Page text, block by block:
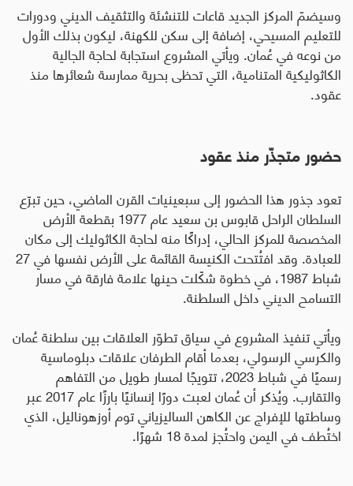
وسيضمّ المركز الجديد قاعات للتنشئة والتثقيف الديني ودورات
للتعليم المسيحي، إضافة إلى سكن للكهنة، ليكون بذلك الأول
من نوعه في عُمان. ويأتي المشروع استجابة لحاجة الجالية
الكاثوليكية المتنامية، التي تحظى بحرية ممارسة شعائرها منذ
عقود.
حضور متجذّر منذ عقود
تعود جذور هذا الحضور إلى سبعينيات القرن الماضي، حين تبرّع
السلطان الراحل قابوس بن سعيد عام 1977 بقطعة الأرض
المخصصة للمركز الحالي، إدراكًا منه لحاجة الكاثوليك إلى مكان
للعبادة. وقد افتُتحت الكنيسة القائمة على الأرض نفسها في 27
شباط 1987، في خطوة شكّلت حينها علامة فارقة في مسار
التسامح الديني داخل السلطنة.
ويأتي تنفيذ المشروع في سياق تطوّر العلاقات بين سلطنة عُمان
والكرسي الرسولي، بعدما أقام الطرفان علاقات دبلوماسية
رسميًا في شباط 2023، تتويجًا لمسار طويل من التفاهم
والتقارب. ويُذكر أن عُمان لعبت دورًا إنسانيًا بارزًا عام 2017 عبر
وساطتها للإفراج عن الكاهن الساليزياني توم أوزهوناليل، الذي
اختُطف في اليمن واحتُجز لمدة 18 شهرًا .